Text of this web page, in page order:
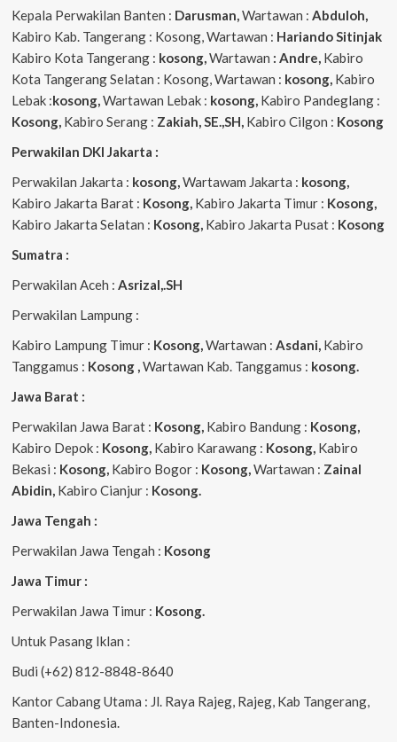
Kepala Perwakilan Banten : Darusman, Wartawan : Abduloh,
Kabiro Kab. Tangerang : Kosong, Wartawan : Hariando Sitinjak
Kabiro Kota Tangerang : kosong, Wartawan : Andre, Kabiro
Kota Tangerang Selatan : Kosong, Wartawan : kosong, Kabiro
Lebak :kosong, Wartawan Lebak : kosong, Kabiro Pandeglang :
Kosong, Kabiro Serang : Zakiah, SE.,SH, Kabiro Cilgon : Kosong
Perwakilan DKI Jakarta :
Perwakilan Jakarta : kosong, Wartawam Jakarta : kosong,
Kabiro Jakarta Barat : Kosong, Kabiro Jakarta Timur : Kosong,
Kabiro Jakarta Selatan : Kosong, Kabiro Jakarta Pusat : Kosong
Sumatra :
Perwakilan Aceh : Asrizal,.SH
Perwakilan Lampung :
Kabiro Lampung Timur : Kosong, Wartawan : Asdani, Kabiro
Tanggamus : Kosong , Wartawan Kab. Tanggamus : kosong.
Jawa Barat :
Perwakilan Jawa Barat : Kosong, Kabiro Bandung : Kosong,
Kabiro Depok : Kosong, Kabiro Karawang : Kosong, Kabiro
Bekasi : Kosong, Kabiro Bogor : Kosong, Wartawan : Zainal
Abidin, Kabiro Cianjur : Kosong.
Jawa Tengah :
Perwakilan Jawa Tengah : Kosong
Jawa Timur :
Perwakilan Jawa Timur : Kosong.
Untuk Pasang Iklan :
Budi (+62) 812-8848-8640
Kantor Cabang Utama : Jl. Raya Rajeg, Rajeg, Kab Tangerang,
Banten-Indonesia.